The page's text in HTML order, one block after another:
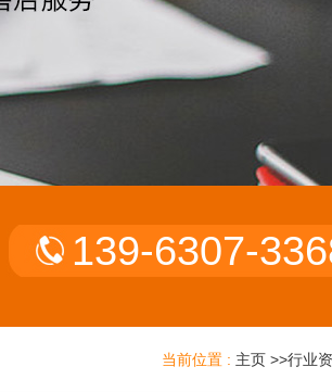
139-6307-
当前位置 : 主页 >>行业